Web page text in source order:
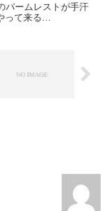
パームレストが手汗
って来る…